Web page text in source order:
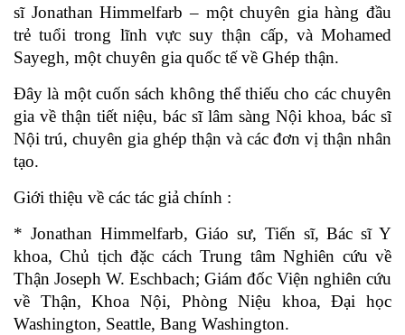
sĩ Jonathan Himmelfarb – một chuyên gia hàng đầu
trẻ tuổi trong lĩnh vực suy thận cấp, và Mohamed
Sayegh, một chuyên gia quốc tế về Ghép thận.
Đây là một cuốn sách không thể thiếu cho các chuyên
gia về thận tiết niệu, bác sĩ lâm sàng Nội khoa, bác sĩ
Nội trú, chuyên gia ghép thận và các đơn vị thận nhân
tạo.
Giới thiệu về các tác giả chính :
* Jonathan Himmelfarb, Giáo sư, Tiến sĩ, Bác sĩ Y
khoa, Chủ tịch đặc cách Trung tâm Nghiên cứu về
Thận Joseph W. Eschbach; Giám đốc Viện nghiên cứu
về Thận, Khoa Nội, Phòng Niệu khoa, Đại học
Washington, Seattle, Bang Washington.